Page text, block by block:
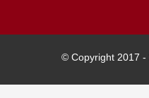
© Copyright 2017 -